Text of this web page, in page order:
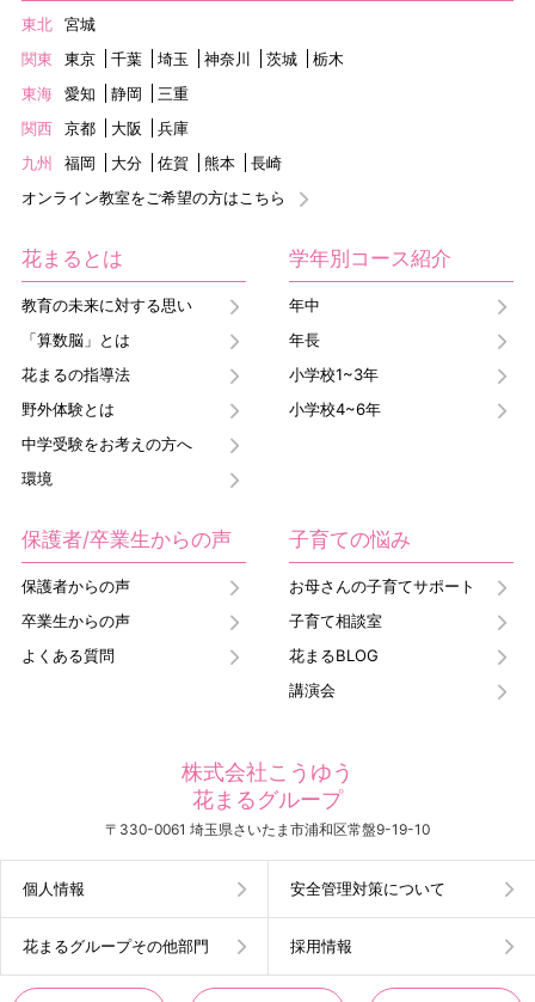
東北
宮城
関東
東京 千葉 埼玉 神奈川 茨城
栃木
東海
愛知 静岡
三重
関西
京都 大阪
兵庫
九州
福岡 大分 佐賀 熊本
長崎
オンライン教室をご希望の方はこちら
花まるとは
教育の未来に対する思い
「算数脳」とは
花まるの指導法
野外体験とは
中学受験をお考えの方へ
環境
学年別コース紹介
年中
年長
小学校1~3年
小学校4~6年
保護者/卒業生からの声
保護者からの声
卒業生からの声
よくある質問
子育ての悩み
お母さんの子育てサポート
子育て相談室
花まるBLOG
講演会
株式会社こうゆう
花まるグループ
〒330-0061 埼玉県さいたま市浦和区常盤9-19-10
個人情報 安全管理対策について
花まるグループその他部門 採用情報